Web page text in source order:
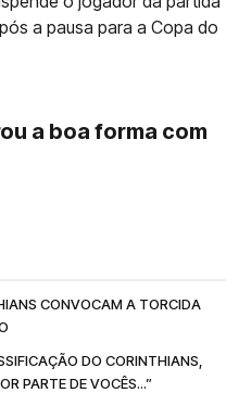
a pausa para a Copa do
a boa forma com
CONVOCAM A TORCIDA
DO CORINTHIANS,
PARTE DE VOCÊS...”